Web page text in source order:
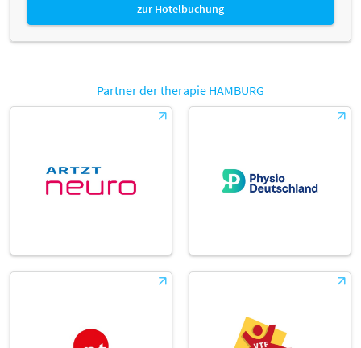
zur Hotelbuchung
Partner der therapie HAMBURG